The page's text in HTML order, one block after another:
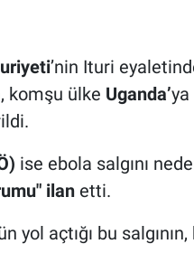
’nin Ituri
komşu ülke Uganda’
ise ebola salgını
ilanetti.
yol açtığı bu